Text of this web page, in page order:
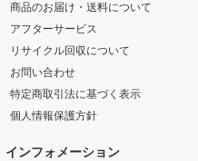
商品のお届け・送料について
アフターサービス
リサイクル回収について
お問い合わせ
特定商取引法に基づく表示
個人情報保護方針
インフォメーション